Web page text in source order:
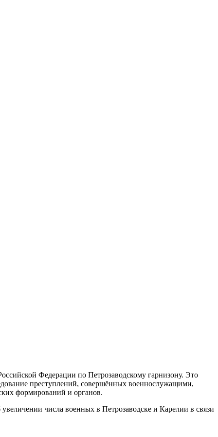
Федерации по Петрозаводскому гарнизону. Это
преступлений, совершённых военнослужащими,
формирований и органов.
числа военных в Петрозаводске и Карелии в связи